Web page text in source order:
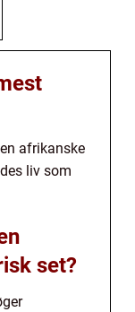
afrikanske
liv som
set?